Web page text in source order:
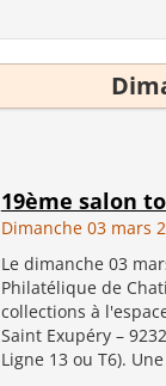
19ème salon
Dimanche 03 mars
Le dimanche 03
Philatélique de
collections à
Saint Exupéry –
Ligne 13 ou T6).